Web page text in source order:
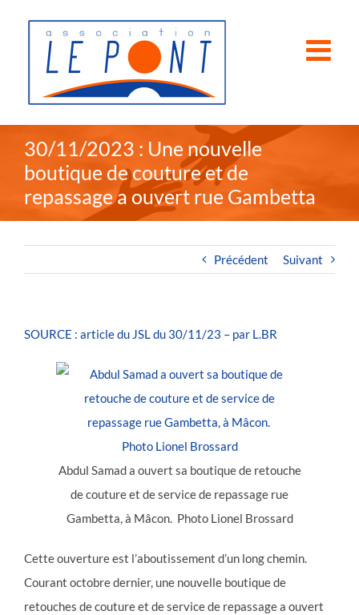
30/11/2023 : Une nouvelle
boutique de couture et de
repassage a ouvert rue Gambetta
Précédent Suivant
SOURCE : article du JSL du 30/11/23 – par L.BR
Abdul Samad a ouvert sa boutique de retouche
de couture et de service de repassage rue
Gambetta, à Mâcon. Photo Lionel Brossard
Cette ouverture est l’aboutissement d’un long chemin.
Courant octobre dernier, une nouvelle boutique de
retouches de couture et de service de repassage a ouvert